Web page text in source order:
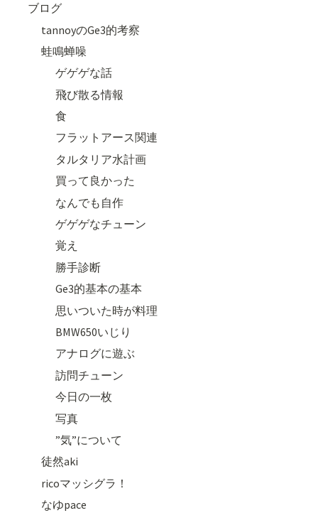
ブログ
tannoyのGe3的考察
蛙鳴蝉噪
ゲゲゲな話
飛び散る情報
食
フラットアース関連
タルタリア水計画
買って良かった
なんでも自作
ゲゲゲなチューン
覚え
勝手診断
Ge3的基本の基本
思いついた時が料理
BMW650いじり
アナログに遊ぶ
訪問チューン
今日の一枚
写真
”気”について
徒然aki
ricoマッシグラ！
なゆpace